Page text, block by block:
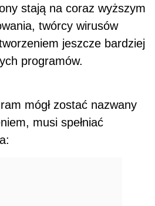
stają na coraz wyższym
twórcy wirusów
jeszcze bardziej
programów.
mógł zostać nazwany
musi spełniać